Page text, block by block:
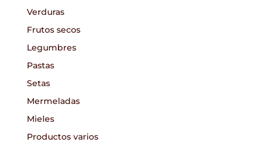
Verduras
Frutos secos
Legumbres
Pastas
Setas
Mermeladas
Mieles
Productos varios